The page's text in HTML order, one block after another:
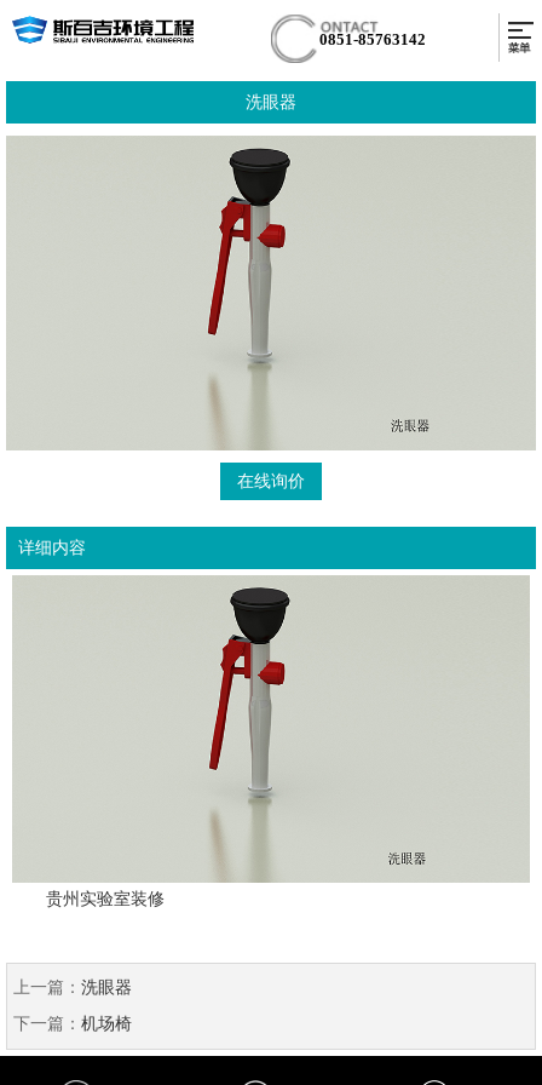
0851-85763142
洗眼器
在线询价
详细内容
贵州实验室装修
上一篇： 洗眼器
下一篇： 机场椅